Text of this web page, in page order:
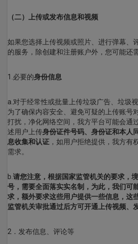
（二）上传或发布信息和视频
如果您选择上传视频或照片、进行弹幕、
的服务，除创建和注册账户外，您可能还
1.必要的身份信息
a.对于经常性或批量上传垃圾广告、垃圾
为了确保内容安全、避免可疑的上传账号
打扰，净化网络空间，我方平台可能会通
述用户上传身份证件号码、身份证和本人
息收集和认证 ，如用户拒绝提供，我方有
需求。
b. 请您注意，根据国家监管机关的要求，
号，需要全面落实实名制，为此，我们可
求，额外要求这些用户提供一些信息，这
监管机关审批通过后方可开通上传视频、
2．发布信息、评论等